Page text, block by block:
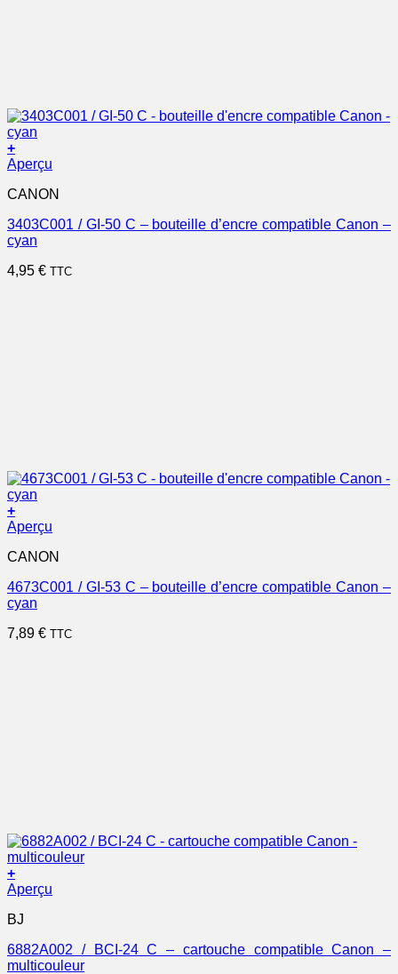
+
Aperçu
CANON
3403C001 / GI-50 C – bouteille d’encre compatible Canon –
cyan
4,95 € TTC
+
Aperçu
CANON
4673C001 / GI-53 C – bouteille d’encre compatible Canon –
cyan
7,89 € TTC
+
Aperçu
BJ
6882A002 / BCI-24 C – cartouche compatible Canon –
multicouleur